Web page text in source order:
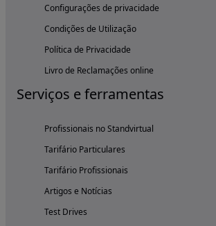
Configurações de privacidade
Condições de Utilização
Política de Privacidade
Livro de Reclamações online
Serviços e ferramentas
Profissionais no Standvirtual
Tarifário Particulares
Tarifário Profissionais
Artigos e Notícias
Test Drives